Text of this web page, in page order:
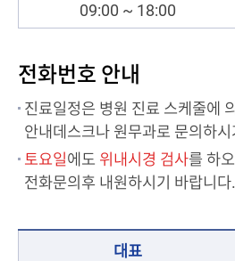
09:00 ~ 18:00
전화번호 안내
진료일정은 병원 진료 스케줄에
안내데스크나 원무과로 문의하
토요일에도 위내시경 검사를 하
전화문의후 내원하시기 바랍니다.
대표